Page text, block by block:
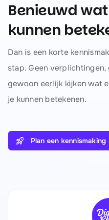
Benieuwd
kunnen
Dan is een korte
stap. Geen
gewoon eerlijk kijken wat
je kunnen betekenen.
Plan een kennismaking